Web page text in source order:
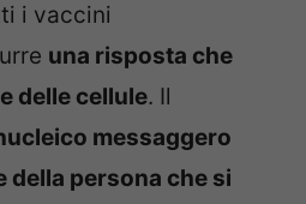
i vaccini
una risposta che
delle cellule. Il
messaggero
della persona che si